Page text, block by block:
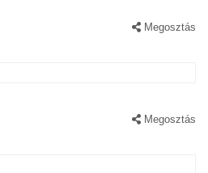
Megosztás
Megosztás